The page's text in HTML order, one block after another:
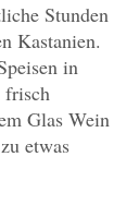
Stunden
Kastanien.
in
frisch
Glas Wein
etwas